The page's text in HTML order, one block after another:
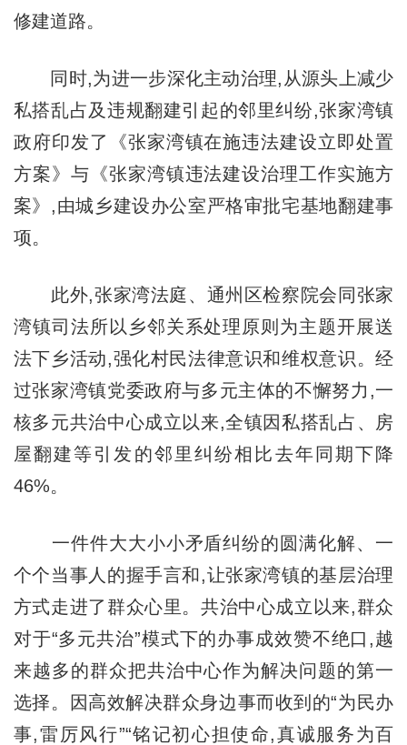
修建道路。
同时,为进一步深化主动治理,从源头上减少
私搭乱占及违规翻建引起的邻里纠纷,张家湾镇
政府印发了《张家湾镇在施违法建设立即处置
方案》与《张家湾镇违法建设治理工作实施方
案》,由城乡建设办公室严格审批宅基地翻建事
项。
此外,张家湾法庭、通州区检察院会同张家
湾镇司法所以乡邻关系处理原则为主题开展送
法下乡活动,强化村民法律意识和维权意识。经
过张家湾镇党委政府与多元主体的不懈努力,一
核多元共治中心成立以来,全镇因私搭乱占、房
屋翻建等引发的邻里纠纷相比去年同期下降
46%。
一件件大大小小矛盾纠纷的圆满化解、一
个个当事人的握手言和,让张家湾镇的基层治理
方式走进了群众心里。共治中心成立以来,群众
对于“多元共治”模式下的办事成效赞不绝口,越
来越多的群众把共治中心作为解决问题的第一
选择。因高效解决群众身边事而收到的“为民办
事,雷厉风行”“铭记初心担使命,真诚服务为百